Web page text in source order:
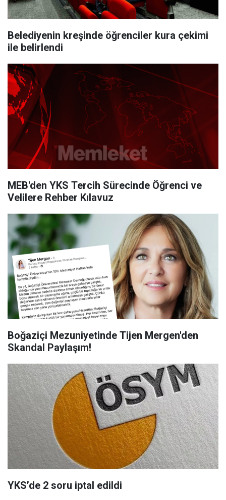
Belediyenin kreşinde öğrenciler kura çekimi
ile belirlendi
MEB'den YKS Tercih Sürecinde Öğrenci ve
Velilere Rehber Kılavuz
Boğaziçi Mezuniyetinde Tijen Mergen'den
Skandal Paylaşım!
YKS’de 2 soru iptal edildi